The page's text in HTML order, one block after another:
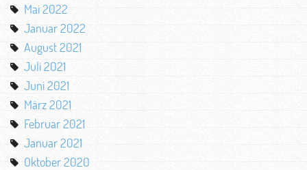
Mai 2022
Januar 2022
August 2021
Juli 2021
Juni 2021
März 2021
Februar 2021
Januar 2021
Oktober 2020